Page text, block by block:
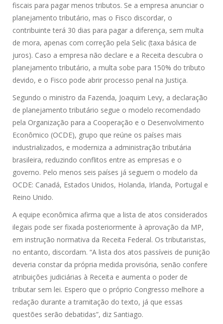
fiscais para pagar menos tributos. Se a empresa anunciar o
planejamento tributário, mas o Fisco discordar, o
contribuinte terá 30 dias para pagar a diferença, sem multa
de mora, apenas com correção pela Selic (taxa básica de
juros). Caso a empresa não declare e a Receita descubra o
planejamento tributário, a multa sobe para 150% do tributo
devido, e o Fisco pode abrir processo penal na Justiça.
Segundo o ministro da Fazenda, Joaquim Levy, a declaração
de planejamento tributário segue o modelo recomendado
pela Organização para a Cooperação e o Desenvolvimento
Econômico (OCDE), grupo que reúne os países mais
industrializados, e moderniza a administração tributária
brasileira, reduzindo conflitos entre as empresas e o
governo. Pelo menos seis países já seguem o modelo da
OCDE: Canadá, Estados Unidos, Holanda, Irlanda, Portugal e
Reino Unido.
A equipe econômica afirma que a lista de atos considerados
ilegais pode ser fixada posteriormente à aprovação da MP,
em instrução normativa da Receita Federal. Os tributaristas,
no entanto, discordam. “A lista dos atos passíveis de punição
deveria constar da própria medida provisória, senão confere
atribuições judiciárias à Receita e aumenta o poder de
tributar sem lei. Espero que o próprio Congresso melhore a
redação durante a tramitação do texto, já que essas
questões serão debatidas”, diz Santiago.